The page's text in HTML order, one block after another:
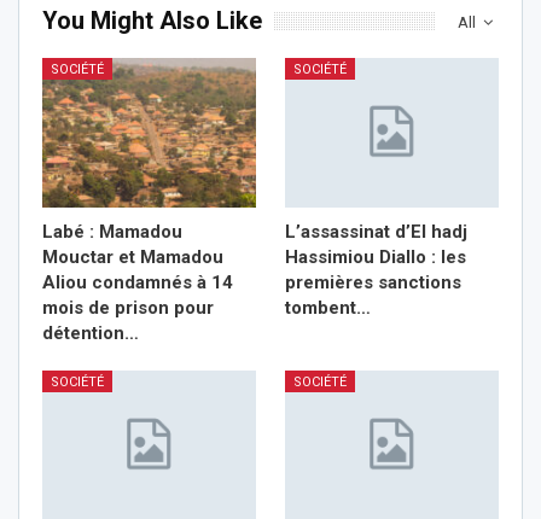
All
You Might Also Like
SOCIÉTÉ
Labé : Mamadou
Mouctar et Mamadou
Aliou condamnés à 14
mois de prison pour
détention…
SOCIÉTÉ
L’assassinat d’El hadj
Hassimiou Diallo : les
premières sanctions
tombent…
SOCIÉTÉ SOCIÉTÉ